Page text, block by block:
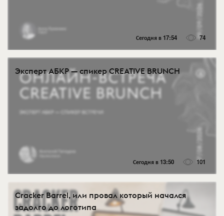
Сегодня в 17:54 74
Эксперт АБКР — спикер CREATIVE BRUNCH
Сегодня в 13:50 101
Cracker Barrel, или провал который начался
задолго до логотипа